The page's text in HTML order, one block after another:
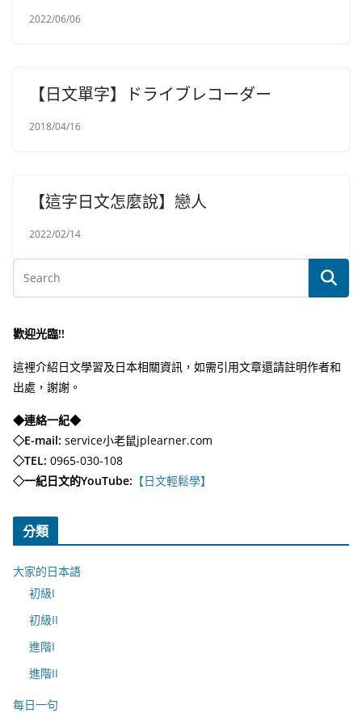
2022/06/06
【日文單字】ドライブレコーダー
2018/04/16
【這字日文怎麼說】戀人
2022/02/14
歡迎光臨!!
這裡介紹日文學習及日本相關資訊，如需引用文章還請註明作者和
出處，謝謝。
◆連絡一紀◆
◇E-mail: service小老鼠jplearner.com
◇TEL: 0965-030-108
◇一紀日文的YouTube: 【日文輕鬆學】
分類
大家的日本語
初級I
初級II
進階I
進階II
每日一句